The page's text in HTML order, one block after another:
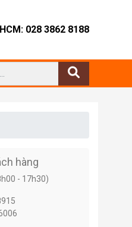
028 3862 8188
hàng
- 17h30)